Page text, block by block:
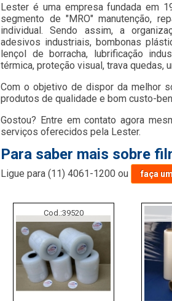
Lester é uma empresa fundada em
segmento de "MRO" manutenção,
individual. Sendo assim, a
adesivos industriais, bombonas
lençol de borracha, lubrificação
térmica, proteção visual, trava quedas,
Com o objetivo de dispor da melhor
produtos de qualidade e bom custo-
Gostou? Entre em contato agora
serviços oferecidos pela Lester.
Para saber mais sobre
Ligue para(11) 4061-1200 ou faça
Cod.:39520